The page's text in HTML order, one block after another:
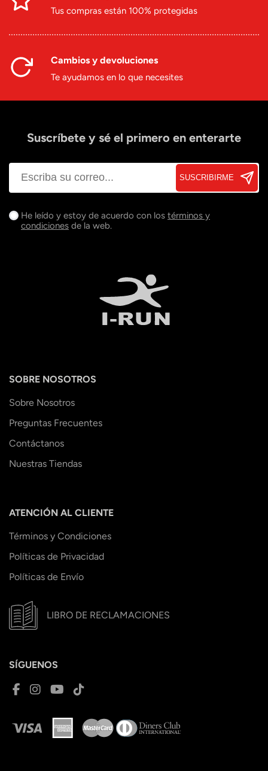
Tus compras están 100% protegidas
Cambios y devoluciones
Te ayudamos en lo que necesites
Suscríbete y sé el primero en enterarte
SUSCRIBIRME
He leído y estoy de acuerdo con los términos y
condiciones de la web.
SOBRE NOSOTROS
Sobre Nosotros
Preguntas Frecuentes
Contáctanos
Nuestras Tiendas
ATENCIÓN AL CLIENTE
Términos y Condiciones
Políticas de Privacidad
Políticas de Envío
LIBRO DE RECLAMACIONES
SÍGUENOS